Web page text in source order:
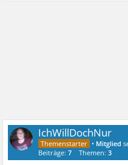
IchWillDochNur
• Mitglied
Beiträge:7 Themen:3